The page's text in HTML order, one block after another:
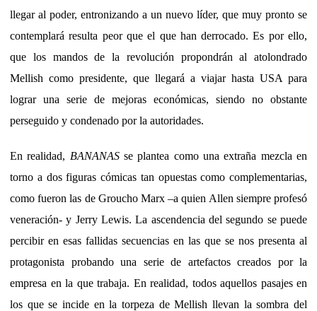
llegar al poder, entronizando a un nuevo líder, que muy pronto se
contemplará resulta peor que el que han derrocado. Es por ello,
que los mandos de la revolución propondrán al atolondrado
Mellish como presidente, que llegará a viajar hasta USA para
lograr una serie de mejoras económicas, siendo no obstante
perseguido y condenado por la autoridades.
En realidad, BANANASse plantea como una extraña mezcla en
torno a dos figuras cómicas tan opuestas como complementarias,
como fueron las de Groucho Marx –a quien Allen siempre profesó
veneración- y Jerry Lewis. La ascendencia del segundo se puede
percibir en esas fallidas secuencias en las que se nos presenta al
protagonista probando una serie de artefactos creados por la
empresa en la que trabaja. En realidad, todos aquellos pasajes en
los que se incide en la torpeza de Mellish llevan la sombra del